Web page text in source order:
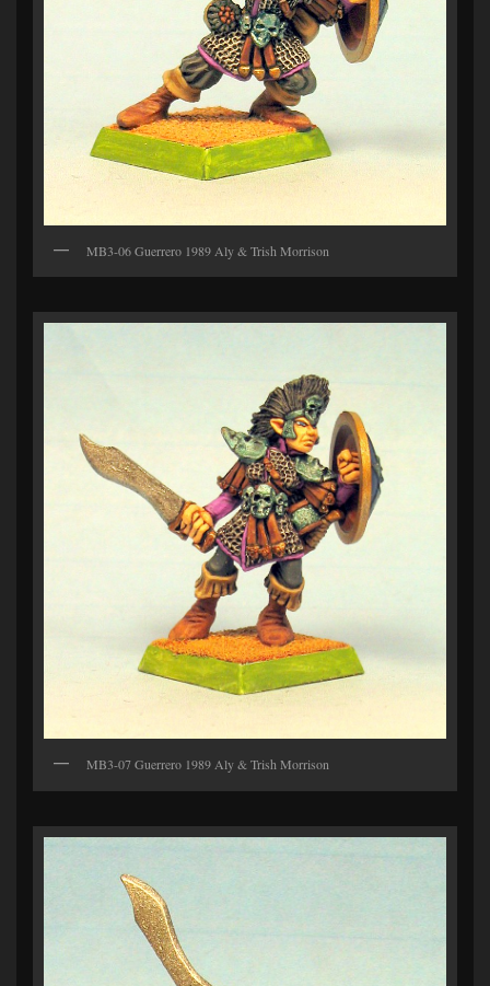
MB3-06 Guerrero 1989 Aly & Trish Morrison
MB3-07 Guerrero 1989 Aly & Trish Morrison